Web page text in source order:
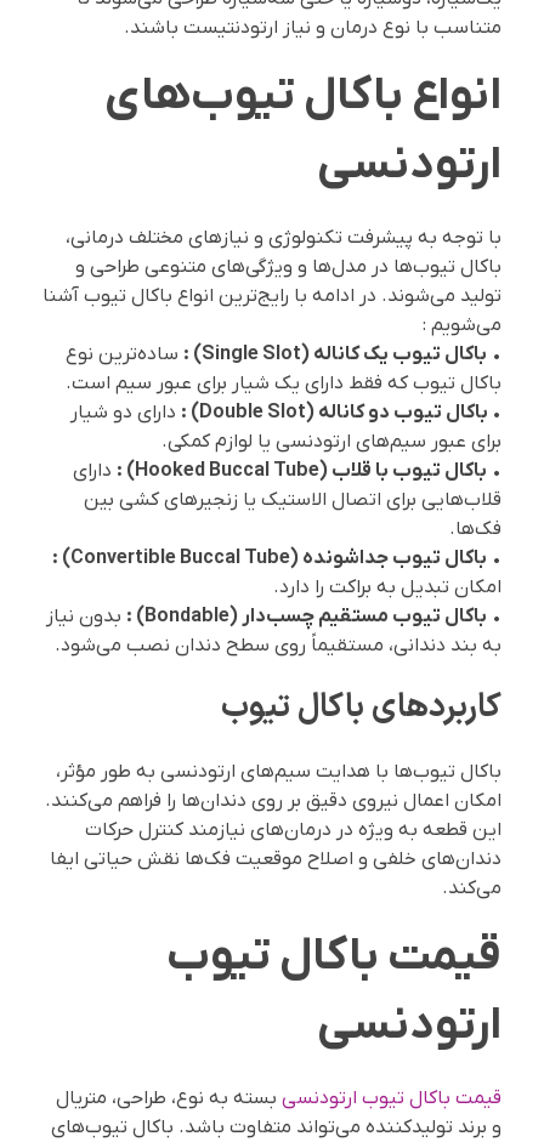
متناسب با نوع درمان و نیاز ارتودنتیست باشند.
انواع باکال تیوب‌های
ارتودنسی
با توجه به پیشرفت تکنولوژی و نیازهای مختلف درمانی،
باکال تیوب‌ها در مدل‌ها و ویژگی‌های متنوعی طراحی و
تولید می‌شوند. در ادامه با رایج‌ترین انواع باکال تیوب آشنا
می‌شویم :
• باکال تیوب یک کاناله (Single Slot) :
ساده‌ترین نوع
باکال تیوب که فقط دارای یک شیار برای عبور سیم است.
• باکال تیوب دو کاناله (Double Slot) :
دارای دو شیار
برای عبور سیم‌های ارتودنسی یا لوازم کمکی.
• باکال تیوب با قلاب (Hooked Buccal Tube) :
دارای
قلاب‌هایی برای اتصال الاستیک یا زنجیرهای کشی بین
فک‌ها.
• باکال تیوب جداشونده (Convertible Buccal Tube) :
امکان تبدیل به براکت را دارد.
• باکال تیوب مستقیم چسب‌دار (Bondable) :
بدون نیاز
به بند دندانی، مستقیماً روی سطح دندان نصب می‌شود.
کاربردهای باکال تیوب
باکال تیوب‌ها با هدایت سیم‌های ارتودنسی به طور مؤثر،
امکان اعمال نیروی دقیق بر روی دندان‌ها را فراهم می‌کنند.
این قطعه به ویژه در درمان‌های نیازمند کنترل حرکات
دندان‌های خلفی و اصلاح موقعیت فک‌ها نقش حیاتی ایفا
می‌کند.
قیمت باکال تیوب
ارتودنسی
قیمت باکال تیوب ارتودنسی بسته به نوع، طراحی، متریال
و برند تولیدکننده می‌تواند متفاوت باشد. باکال تیوب‌های